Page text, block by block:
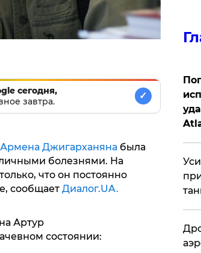
сегодня,
завтра.
✓
Армена Джигарханянабыла
болезнями. На
что он постоянно
сообщает Диалог.UA.
Артур
состоянии: